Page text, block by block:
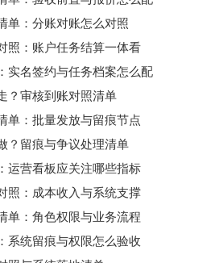
单：分账对账怎么对照
照：账户任务结算一体看
实名签约与任务档案怎么配
？审核到账对照清单
单：批量发放与留痕节点
？留痕与争议处理清单
运营看板应关注哪些指标
照：成本收入与系统支撑
单：角色权限与业务流程
系统留痕与权限怎么验收